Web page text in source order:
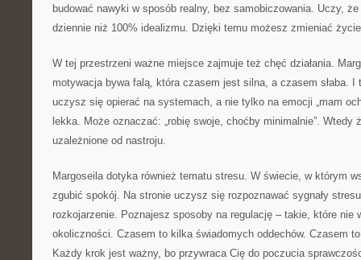
budować nawyki w sposób realny, bez samobiczowania. Uczy,
dziennie niż 100% idealizmu. Dzięki temu możesz zmieniać
W tej przestrzeni ważne miejsce zajmuje też chęć działania.
motywacja bywa falą, która czasem jest silna, a czasem słaba. I
uczysz się opierać na systemach, a nie tylko na emocji „mam
lekka. Może oznaczać: „robię swoje, choćby minimalnie”. Wtedy
uzależnione od nastroju.
Margoseila dotyka również tematu stresu. W świecie, w którym
zgubić spokój. Na stronie uczysz się rozpoznawać sygnały
rozkojarzenie. Poznajesz sposoby na regulację – takie, które nie
okoliczności. Czasem to kilka świadomych oddechów. Czasem
Każdy krok jest ważny, bo przywraca Cię do poczucia